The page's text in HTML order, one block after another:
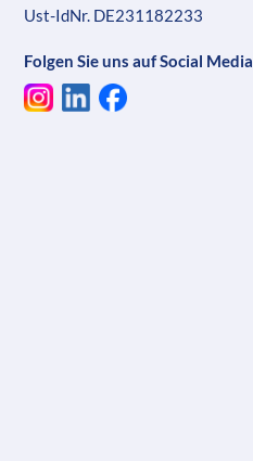
Ust-IdNr. DE231182233
Folgen Sie uns auf Social Media